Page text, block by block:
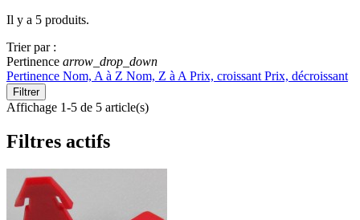
Il y a 5 produits.
Trier par :
Pertinence arrow_drop_down
Pertinence Nom, A à Z Nom, Z à A Prix, croissant Prix, décroissant
Filtrer
Affichage 1-5 de 5 article(s)
Filtres actifs